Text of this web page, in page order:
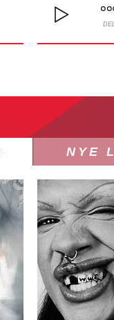
NYE